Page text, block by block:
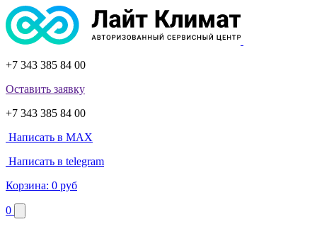
+7 343 385 84 00
Оставить заявку
+7 343 385 84 00
Написать в MAX
Написать в telegram
Корзина: 0 руб
0